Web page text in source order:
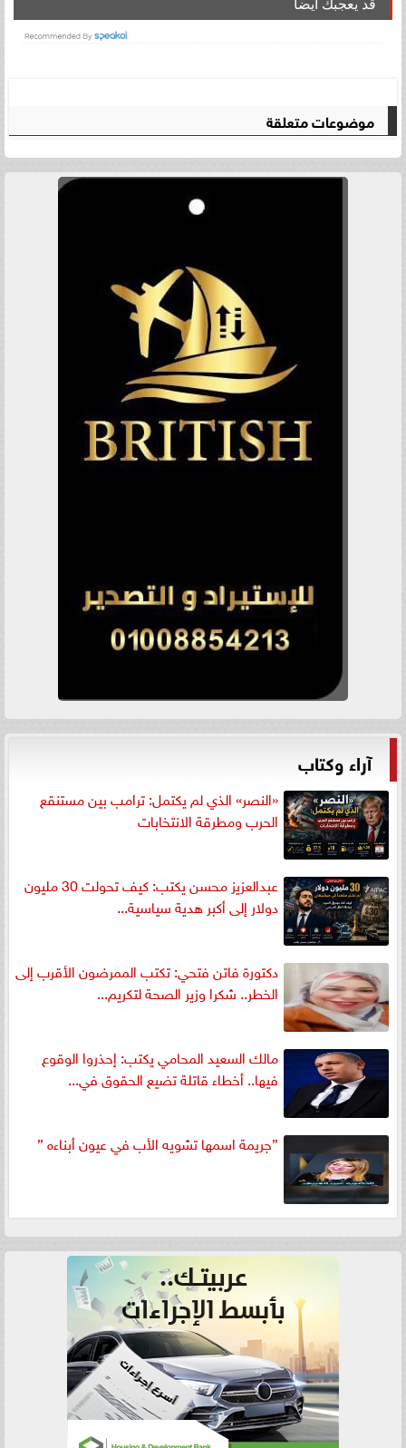
قد يعجبك ايضا
موضوعات متعلقة
آراء وكتاب
«النصر» الذي لم يكتمل: ترامب بين مستنقع
الحرب ومطرقة الانتخابات
عبدالعزيز محسن يكتب: كيف تحولت 30 مليون
دولار إلى أكبر هدية سياسية...
دكتورة فاتن فتحي: تكتب الممرضون الأقرب إلى
الخطر.. شكرا وزير الصحة لتكريم...
مالك السعيد المحامي يكتب: إحذروا الوقوع
فيها.. أخطاء قاتلة تضيع الحقوق في...
”جريمة اسمها تشويه الأب في عيون أبناءه ”